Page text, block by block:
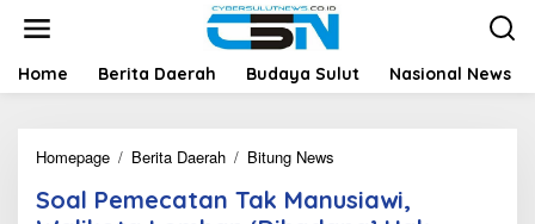
t
Home Berita Daerah Budaya Sulut Nasional News
Homepage / Berita Daerah / Bitung News
a
Soal Pemecatan Tak Manusiawi,